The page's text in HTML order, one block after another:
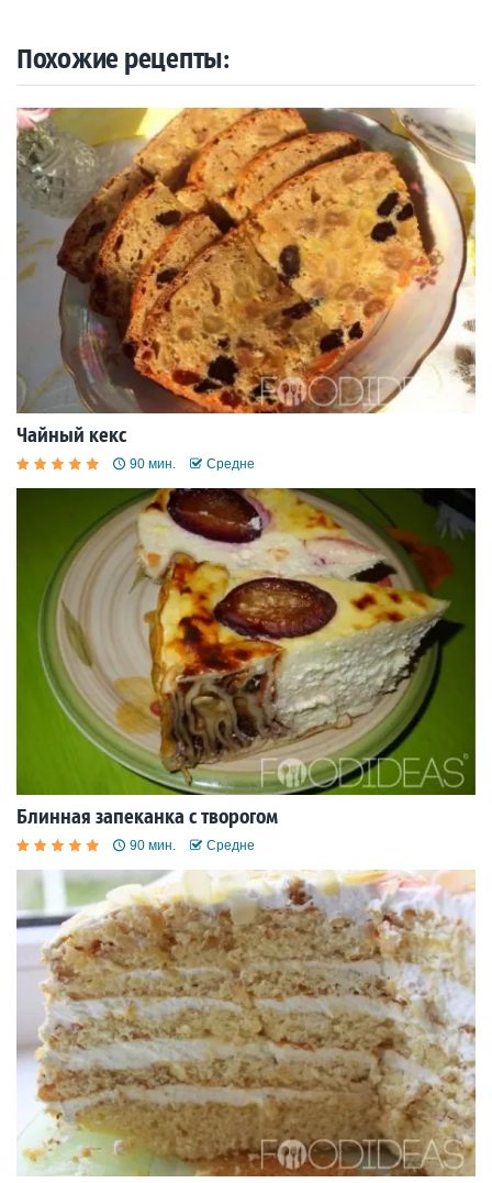
Похожие рецепты:
Чайный кекс
90 мин. Средне
Блинная запеканка с творогом
90 мин. Средне